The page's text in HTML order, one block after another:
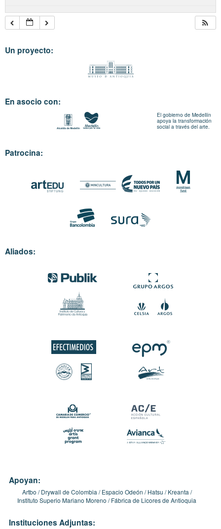
Un proyecto:
En asocio con:
El gobierno de Medellín
apoya la transformación
social a través del arte.
Patrocina:
Aliados:
Apoyan:
Artbo Drywall de Colombia Espacio Odeón Hatsu
Kreanta
Instituto Superio Mariano Moreno
Fábrica de Licores de Antioquia
Instituciones Adjuntas: